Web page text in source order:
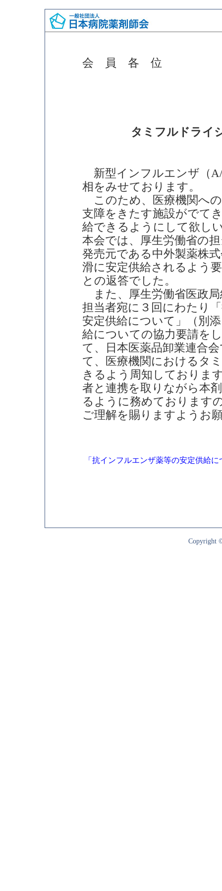
会 員 各 位
タミフルドライ
新型インフルエンザ（
相をみせております。
このため、医療機関へ
支障をきたす施設がでて
給できるようにして欲し
本会では、厚生労働省の
発売元である中外製薬株
滑に安定供給されるよう
との返答でした。
また、厚生労働省医政局
担当者宛に３回にわたり
安定供給について」（別
給についての協力要請を
て、日本医薬品卸業連合
て、医療機関におけるタ
きるよう周知しておりま
者と連携を取りながら本
るように務めております
ご理解を賜りますようお
「抗インフルエンザ薬等の安定供給
Copyright